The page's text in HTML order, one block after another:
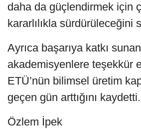
daha da güçlendirmek için
kararlılıkla sürdürüleceğini
Ayrıca başarıya katkı sunan
akademisyenlere teşekkür
ETÜ’nün bilimsel üretim
geçen gün arttığını kaydetti.
Özlem İpek